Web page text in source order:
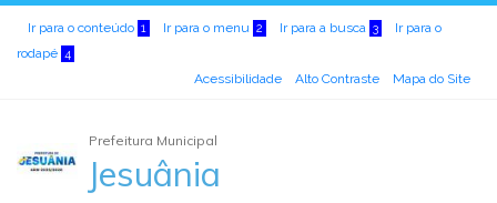
Ir para o conteúdo 1 Ir para o menu 2 Ir para a busca 3
Ir para o
rodapé 4
Acessibilidade Alto Contraste Mapa do Site
Prefeitura Municipal
Jesuânia